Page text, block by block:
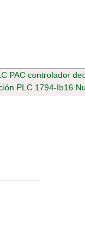
PAC controlador
PLC 1794-Ib16